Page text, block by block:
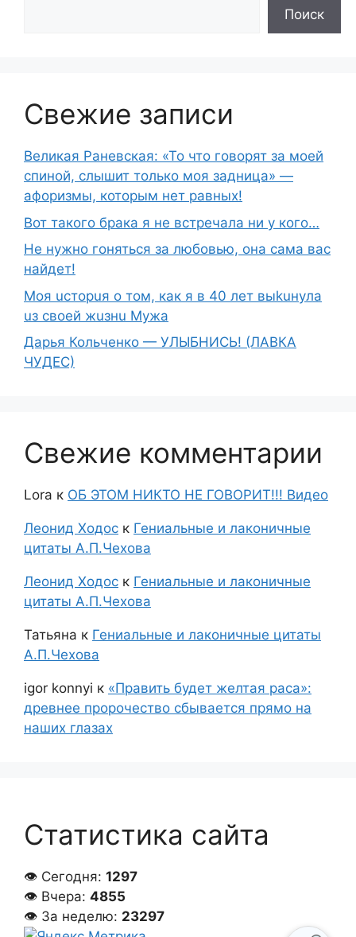
Поиск
Свежие записи
Великая Раневская: «То что говорят за моей
спиной, слышит только моя задница» —
афоризмы, которым нет равных!
Вот такого брака я не встречала ни у кого…
Не нужно гоняться за любовью, она сама вас
найдет!
Moя ucтopuя о том, как я в 40 лет выkuнyлa
uз свoeй жuзнu Myжа
Дарья Кольченко — УЛЫБНИСЬ! (ЛАВКА
ЧУДЕС)
Свежие комментарии
Lora к ОБ ЭТОМ НИКТО НЕ ГОВОРИТ!!! Видео
Леонид Ходос к Гениальные и лаконичные
цитаты А.П.Чехова
Леонид Ходос к Гениальные и лаконичные
цитаты А.П.Чехова
Татьяна к Гениальные и лаконичные цитаты
А.П.Чехова
igor konnyi к «Править будет желтая раса»:
древнее пророчество сбывается прямо на
наших глазах
Статистика сайта
👁 Сегодня: 1297
👁 Вчера: 4855
👁 За неделю: 23297